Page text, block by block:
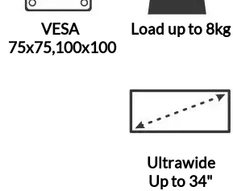
VESA
75x75,100x100
Load up to 8kg
Ultrawide
Up to 34"